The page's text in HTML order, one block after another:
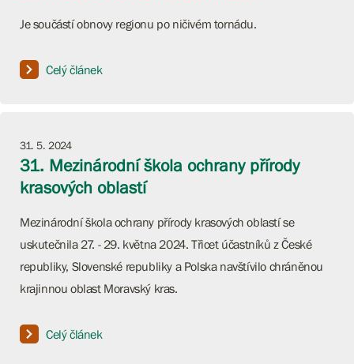
Je součástí obnovy regionu po ničivém tornádu.
Celý článek
31. 5. 2024
31. Mezinárodní škola ochrany přírody
krasových oblastí
Mezinárodní škola ochrany přírody krasových oblastí se
uskutečnila 27. - 29. května 2024. Třicet účastníků z České
republiky, Slovenské republiky a Polska navštívilo chráněnou
krajinnou oblast Moravský kras.
Celý článek